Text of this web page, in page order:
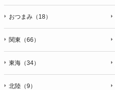
おつまみ（18）
関東（66）
東海（34）
北陸（9）